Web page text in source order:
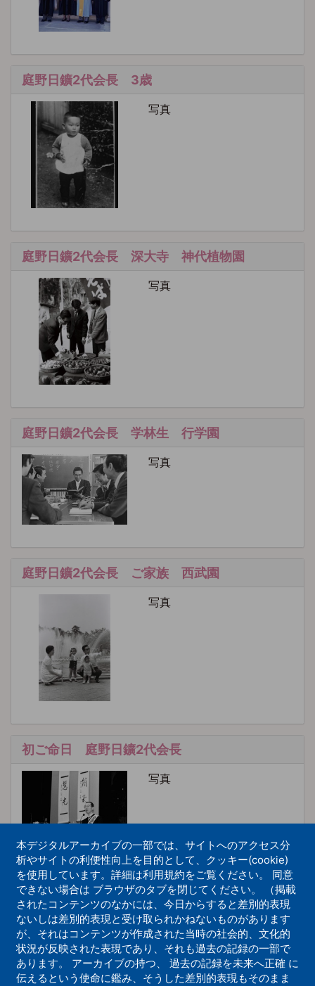
庭野日鑛2代会長 3歳
写真
庭野日鑛2代会長 深大寺 神代植物園
写真
庭野日鑛2代会長 学林生 行学園
写真
庭野日鑛2代会長 ご家族 西武園
写真
初ご命日 庭野日鑛2代会長
写真
2001年 御親教式典 庭野日鑛2代会長
写真
本デジタルアーカイブの一部では、サイトへのアクセス分
析やサイトの利便性向上を目的として、クッキー(cookie)
を使用しています。詳細は利用規約をご覧ください。 同意
できない場合は ブラウザのタブを閉じてください。 （掲載
されたコンテンツのなかには、今日からすると差別的表現
ないしは差別的表現と受け取られかねないものがあります
が、それはコンテンツが作成された当時の社会的、文化的
状況が反映された表現であり、それも過去の記録の一部で
あります。 アーカイブの持つ、 過去の記録を未来へ正確 に
伝えるという使命に鑑み、そうした差別的表現もそのまま